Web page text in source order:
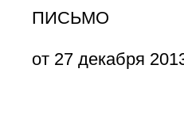
ПИСЬМО
от 27 декабря